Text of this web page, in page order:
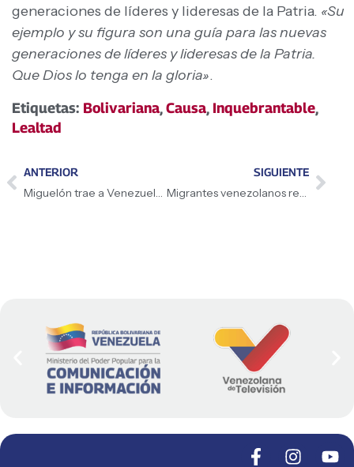
generaciones de líderes y lideresas de la Patria. «Su
ejemplo y su figura son una guía para las nuevas
generaciones de líderes y lideresas de la Patria.
Que Dios lo tenga en la gloria».
Etiquetas: Bolivariana,Causa, Inquebrantable,
Lealtad
ANTERIOR
Miguelón trae a Venezuela la bendición de la Virgen de Altagracia
SIGUIENTE
Migrantes venezolanos rescatados denuncian ante la ONU